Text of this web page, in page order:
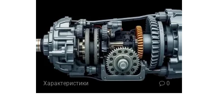
Характеристики 0